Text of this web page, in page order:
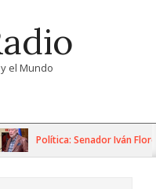
el Mundo
Política: Senador Iván Flores